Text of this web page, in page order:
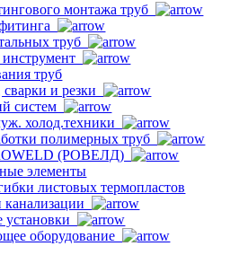
монтажа труб
труб
труб
и резки
систем
холод.техники
полимерных труб
(РОВЕЛД)
элементы
листовых термопластов
установки
оборудование